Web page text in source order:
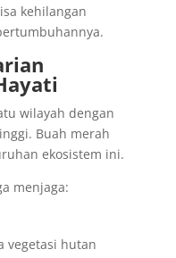
kehilangan
wilayah dengan
Buah merah
ekosistem ini.
menjaga:
vegetasi hutan